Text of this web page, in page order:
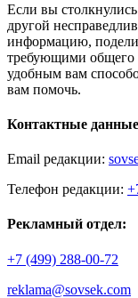
Если вы
другой
информацию,
требующими общего
удобным вам
вам помочь.
Контактные
Email редакции:
Телефон редакции:
Рекламный отдел:
+7 (499) 288-00-72
reklama@sovsek.com